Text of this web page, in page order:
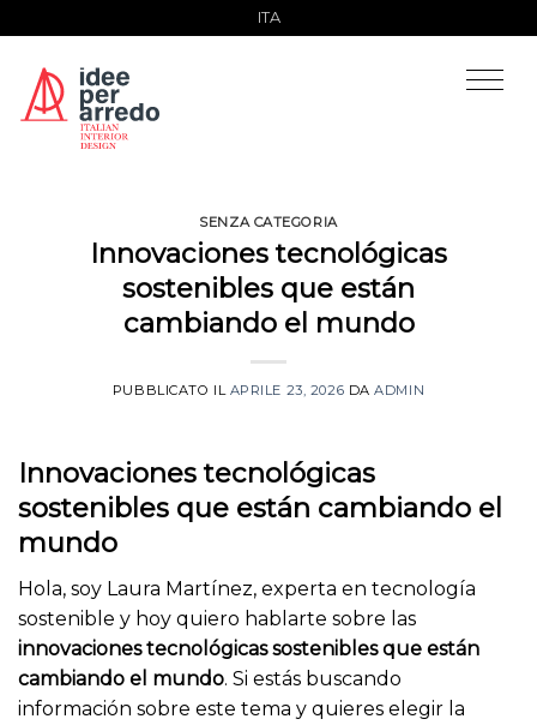
contenuti
ITA
SENZA CATEGORIA
Innovaciones tecnológicas
sostenibles que están
cambiando el mundo
PUBBLICATO IL APRILE 23, 2026 DAADMIN
Innovaciones tecnológicas
sostenibles que están cambiando el
mundo
Hola, soy Laura Martínez, experta en tecnología
sostenible y hoy quiero hablarte sobre las
innovaciones tecnológicas sostenibles que están
cambiando el mundo. Si estás buscando
información sobre este tema y quieres elegir la